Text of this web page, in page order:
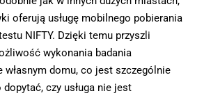
oferują usługę mobilnego pobierania
NIFTY. Dzięki temu przyszli
wykonania badania
własnym domu, co jest szczególnie
czy usługa nie jest